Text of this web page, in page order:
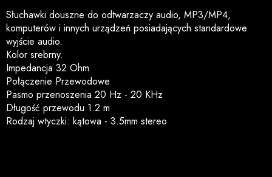
Słuchawki douszne do odtwarzaczy audio, MP3/MP4,
komputerów i innych urządzeń posiadających standardowe
wyjście audio.
Kolor srebrny.
Impedancja 32 Ohm
Połączenie Przewodowe
Pasmo przenoszenia 20 Hz - 20 KHz
Długość przewodu 1.2 m
Rodzaj wtyczki: kątowa - 3.5mm stereo